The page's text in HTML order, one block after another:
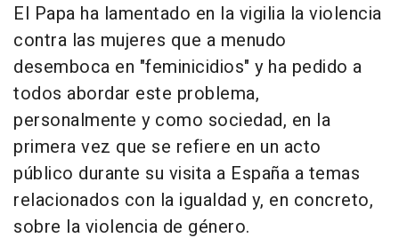
El Papa ha lamentado en la vigilia la violencia
contra las mujeres que a menudo
desemboca en "feminicidios" y ha pedido a
todos abordar este problema,
personalmente y como sociedad, en la
primera vez que se refiere en un acto
público durante su visita a España a temas
relacionados con la igualdad y, en concreto,
sobre la violencia de género.